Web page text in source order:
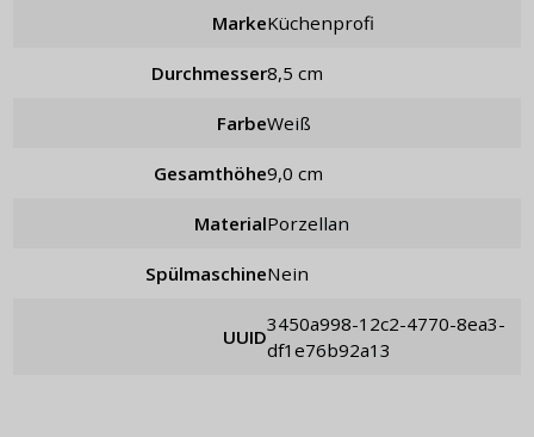
Marke Küchenprofi
Durchmesser 8,5 cm
Farbe weiß
Gesamthöhe 9,0 cm
Material Porzellan
Spülmaschine Nein
UUID
3450a998-12c2-4770-8ea3-
df1e76b92a13